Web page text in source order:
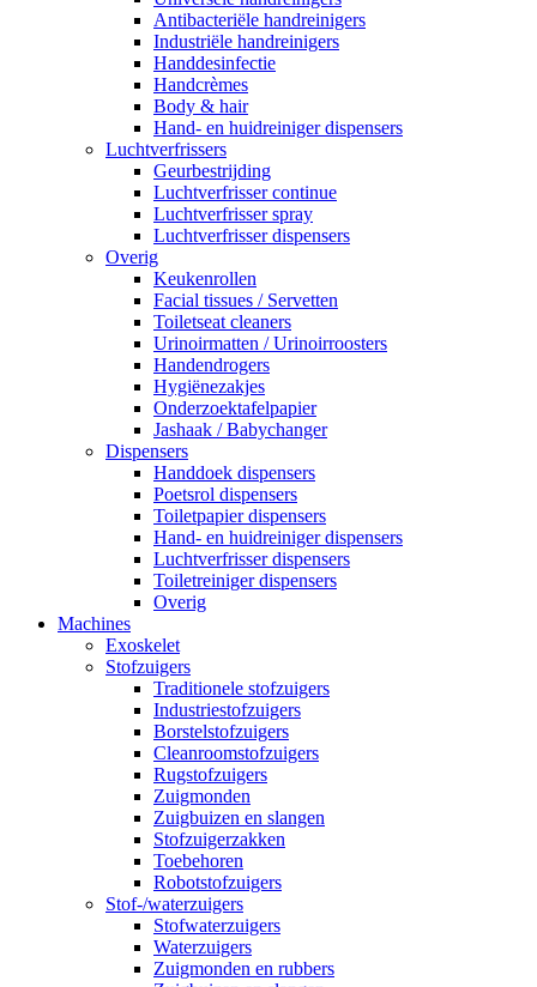
Antibacteriële handreinigers
Industriële handreinigers
Handdesinfectie
Handcrèmes
Body & hair
Hand- en huidreiniger dispensers
Luchtverfrissers
Geurbestrijding
Luchtverfrisser continue
Luchtverfrisser spray
Luchtverfrisser dispensers
Overig
Keukenrollen
Facial tissues / Servetten
Toiletseat cleaners
Urinoirmatten / Urinoirroosters
Handendrogers
Hygiënezakjes
Onderzoektafelpapier
Jashaak / Babychanger
Dispensers
Handdoek dispensers
Poetsrol dispensers
Toiletpapier dispensers
Hand- en huidreiniger dispensers
Luchtverfrisser dispensers
Toiletreiniger dispensers
Overig
Machines
Exoskelet
Stofzuigers
Traditionele stofzuigers
Industriestofzuigers
Borstelstofzuigers
Cleanroomstofzuigers
Rugstofzuigers
Zuigmonden
Zuigbuizen en slangen
Stofzuigerzakken
Toebehoren
Robotstofzuigers
Stof-/waterzuigers
Stofwaterzuigers
Waterzuigers
Zuigmonden en rubbers